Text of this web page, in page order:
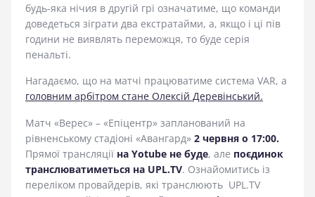
будь-яка нічия в другій грі означатиме, що команди
доведеться зіграти два екстратайми, а, якщо і ці пів
години не виявлять переможця, то буде серія
пенальті.
Нагадаємо, що на матчі працюватиме система VAR, а
головним арбітром стане Олексій Деревінський.
Матч «Верес» – «Епіцентр» запланований на
рівненському стадіоні «Авангард» 2 червня о 17:00.
Прямої трансляції на Yotube не буде, але поєдинок
транслюватиметься на UPL.TV. Ознайомитись із
переліком провайдерів, які транcлюють UPL.TV